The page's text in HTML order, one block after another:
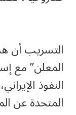
•
التسريب أن
المعلن” مع
النفوذ
المتحدة عن